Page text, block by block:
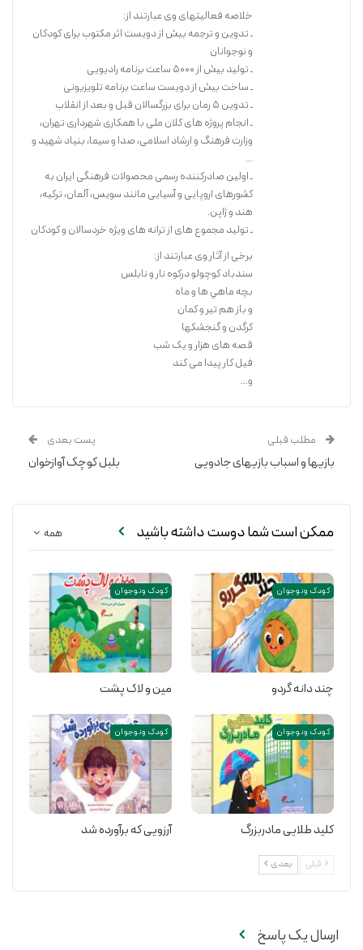
خلاصه فعالیتهای وی عبارتند از:
ـ تدوین و ترجمه بیش از دویست اثر مکتوب برای کودکان
و نوجوانان
ـ تولید بیش از 5000 ساعت برنامه رادیویی
ـ ساخت بیش از دویست ساعت برنامه تلویزیونی
ـ تدوین 5 رمان برای بزرگسالان قبل و بعد از انقلاب
ـ انجام پروژه های کلان ملی با همکاری شهرداری تهران،
وزارت فرهنگ و ارشاد اسلامی، صدا و سیما، بنیاد شهید و
...
ـ اولین صادرکننده رسمی محصولات فرهنگی ایران به
کشورهای اروپایی و آسیایی مانند سویس، آلمان، ترکیه،
هند و ژاپن.
ـ تولید مجموع های از ترانه های ویژه خردسالان و کودکان
برخی از آثار وی عبارتند از:
سندباد کوچولو درکوه نار و نابلس
بچه ماهي ها و ماه
و باز هم تیر و کمان
کرگدن و گنجشکها
قصه های هزار و یک شب
فیل کار پیدا می کند
و...
مطلب قبلی
بازیها و اسباب بازیهای جادویی
پست بعدی
بلبل کوچک آوازخوان
همه ممکن است شما دوست داشته باشید
کودک و نوجوان
چند دانه گردو
کودک و نوجوان
مین و لاک پشت
کودک و نوجوان
کلید طلایی مادربزرگ
کودک و نوجوان
آرزویی که برآورده شد
قبلی بعدی
ارسال یک پاسخ